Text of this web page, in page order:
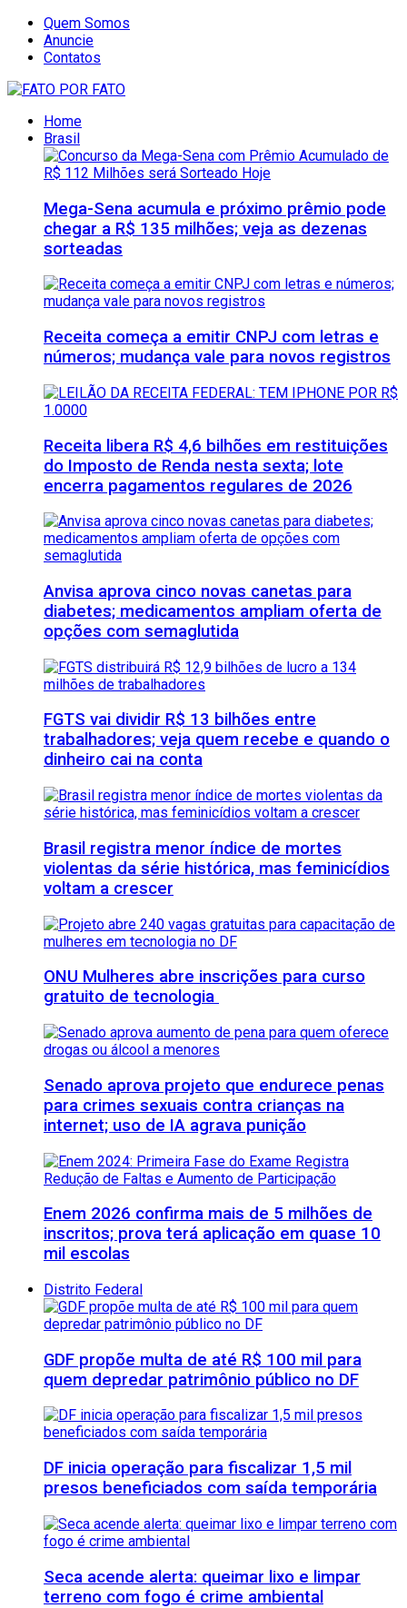
Quem Somos
Anuncie
Contatos
Home
Brasil
Mega-Sena acumula e próximo prêmio pode
chegar a R$ 135 milhões; veja as dezenas
sorteadas
Receita começa a emitir CNPJ com letras e
números; mudança vale para novos registros
Receita libera R$ 4,6 bilhões em restituições
do Imposto de Renda nesta sexta; lote
encerra pagamentos regulares de 2026
Anvisa aprova cinco novas canetas para
diabetes; medicamentos ampliam oferta de
opções com semaglutida
FGTS vai dividir R$ 13 bilhões entre
trabalhadores; veja quem recebe e quando o
dinheiro cai na conta
Brasil registra menor índice de mortes
violentas da série histórica, mas feminicídios
voltam a crescer
ONU Mulheres abre inscrições para curso
gratuito de tecnologia
Senado aprova projeto que endurece penas
para crimes sexuais contra crianças na
internet; uso de IA agrava punição
Enem 2026 confirma mais de 5 milhões de
inscritos; prova terá aplicação em quase 10
mil escolas
Distrito Federal
GDF propõe multa de até R$ 100 mil para
quem depredar patrimônio público no DF
DF inicia operação para fiscalizar 1,5 mil
presos beneficiados com saída temporária
Seca acende alerta: queimar lixo e limpar
terreno com fogo é crime ambiental